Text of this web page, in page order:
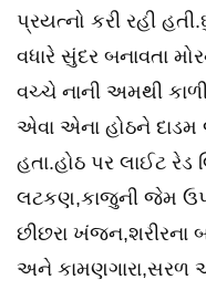
પ્રયત્નો કરી રહી
વધારે સુંદર બનાવતા
વચ્ચે નાની અમથી
એવા એના હોઠને દાડમ
હતા.હોઠ પર લાઈટ રેડ
લટકણ,કાજુની જેમ
છીછરા ખંજન,શરીરના
અને કામણગારા,સરળ